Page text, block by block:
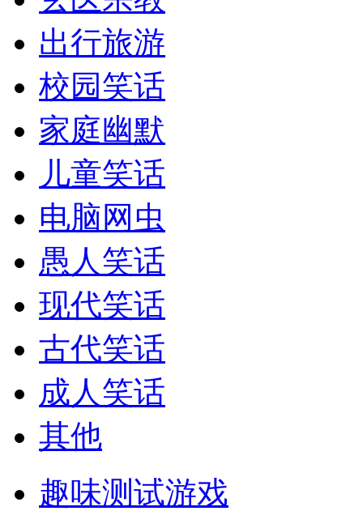
出行旅游
校园笑话
家庭幽默
儿童笑话
电脑网虫
愚人笑话
现代笑话
古代笑话
成人笑话
其他
趣味测试游戏